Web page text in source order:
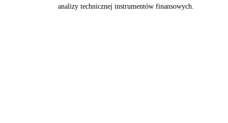
analizy technicznej instrumentów finansowych.